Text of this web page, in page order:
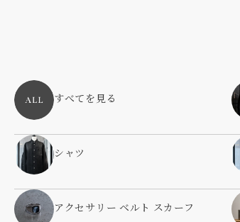
すべてを見る
シャツ
アクセサリー ベルト スカーフ